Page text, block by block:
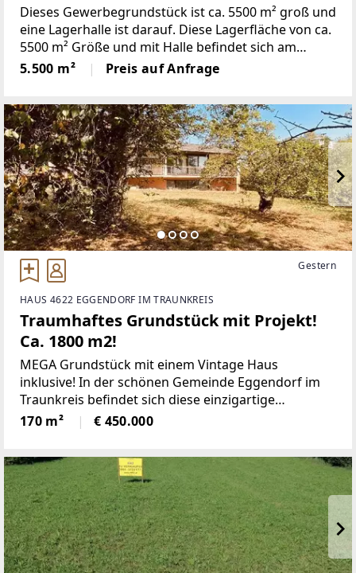
Dieses Gewerbegrundstück ist ca. 5500 m² groß und
eine Lagerhalle ist darauf. Diese Lagerfläche von ca.
5500 m² Größe und mit Halle befindet sich am
Rande von Erpfendorf. Nähere Informationen und
eine Besichtigung erhalten Sie gerne bei
5.500 m² Preis auf Anfrage
Gestern
HAUS 4622 EGGENDORF IM TRAUNKREIS
Traumhaftes Grundstück mit Projekt!
Ca. 1800 m2!
MEGA Grundstück mit einem Vintage Haus
inklusive! In der schönen Gemeinde Eggendorf im
Traunkreis befindet sich diese einzigartige
Liegenschaft mit einem parkähnlichen Grundstück,
zentrumsnah und viel Platz!Ein Haus mit Stil und
170 m² € 450.000